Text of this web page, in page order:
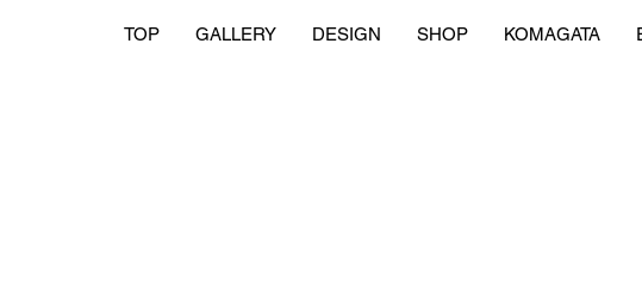
TOP GALLERY DESIGN SHOP KOMAGATA